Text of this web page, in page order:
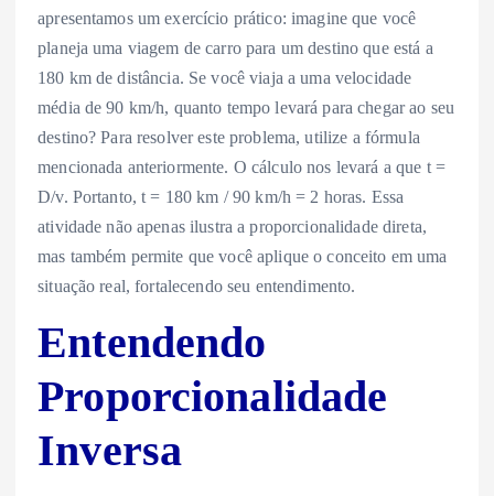
apresentamos um exercício prático: imagine que você
planeja uma viagem de carro para um destino que está a
180 km de distância. Se você viaja a uma velocidade
média de 90 km/h, quanto tempo levará para chegar ao seu
destino? Para resolver este problema, utilize a fórmula
mencionada anteriormente. O cálculo nos levará a que t =
D/v. Portanto, t = 180 km / 90 km/h = 2 horas. Essa
atividade não apenas ilustra a proporcionalidade direta,
mas também permite que você aplique o conceito em uma
situação real, fortalecendo seu entendimento.
Entendendo
Proporcionalidade
Inversa